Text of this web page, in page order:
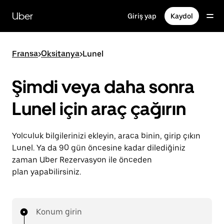
içeriğe
gidinUber Giriş yap Kaydol
Fransa>Oksitanya>Lunel
Şimdi veya daha sonra
Lunel için araç çağırın
Yolculuk bilgilerinizi ekleyin, araca binin, girip çıkın
Lunel. Ya da 90 gün öncesine kadar dilediğiniz
zaman Uber Rezervasyon ile önceden
plan yapabilirsiniz.
Konum girin